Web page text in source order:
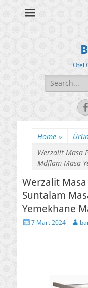
Otel
Search
for:
Home »
Werzalit Masa
Mdflam Masa
Werzalit
Suntalam
Yemekhane
Posted7 Mart 2024